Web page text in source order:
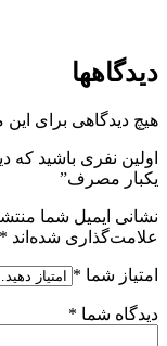
دیدگاهها
هیچ دیدگاهی برای
اولین نفری باشید که
یکبار مصرف”
نشانی ایمیل شما
علامت‌گذاری شده‌اند *
امتیاز شما *
دیدگاه شما *